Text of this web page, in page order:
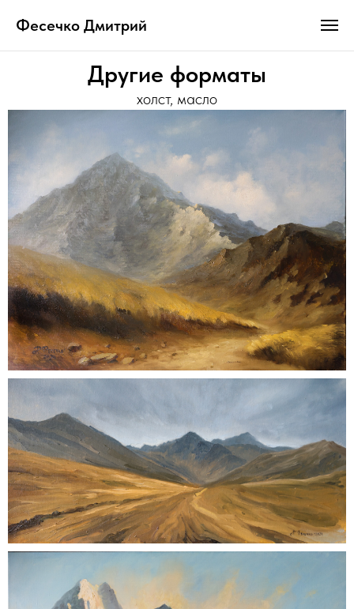
Фесечко Дмитрий
Другие форматы
холст, масло